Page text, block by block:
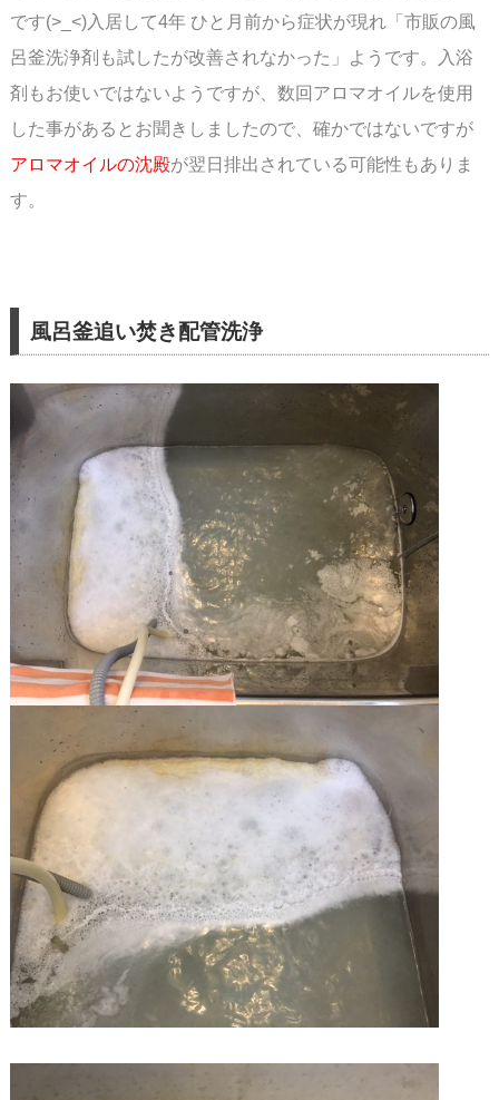
です(>_<)入居して4年 ひと月前から症状が現れ「市販の風
呂釜洗浄剤も試したが改善されなかった」ようです。入浴
剤もお使いではないようですが、数回アロマオイルを使用
した事があると お聞きしましたので、確かではないですが
アロマオイルの沈殿が翌日排出されている可能性もありま
す。
風呂釜追い焚き配管洗浄